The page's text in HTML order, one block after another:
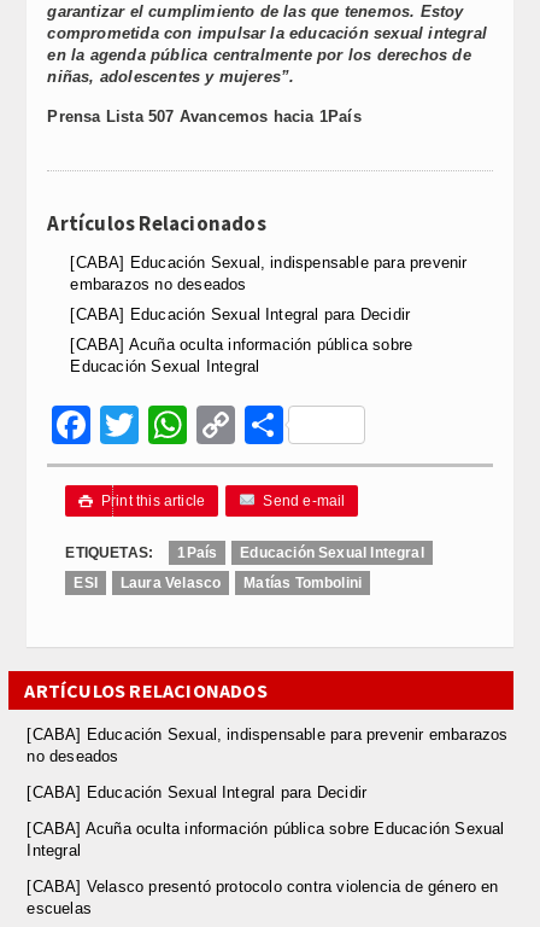
garantizar el cumplimiento de las que tenemos. Estoy
comprometida con impulsar la educación sexual integral
en la agenda pública centralmente por los derechos de
niñas, adolescentes y mujeres”.
Prensa Lista 507 Avancemos hacia 1País
Artículos Relacionados
[CABA] Educación Sexual, indispensable para prevenir
embarazos no deseados
[CABA] Educación Sexual Integral para Decidir
[CABA] Acuña oculta información pública sobre
Educación Sexual Integral
Facebook
Twitter
WhatsApp
Copy
Link
Compartir
 Print this article Send e-mail
ETIQUETAS: 1País
Educación Sexual Integral
ESI
Laura Velasco Matías Tombolini
ARTÍCULOS RELACIONADOS
[CABA] Educación Sexual, indispensable para prevenir embarazos
no deseados
[CABA] Educación Sexual Integral para Decidir
[CABA] Acuña oculta información pública sobre Educación Sexual
Integral
[CABA] Velasco presentó protocolo contra violencia de género en
escuelas